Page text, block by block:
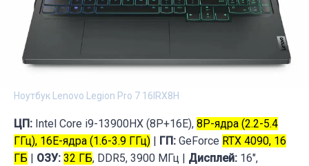
Ноутбук Lenovo Legion Pro 7 16IRX8H
ЦП: Intel Core i9-13900HX (8P+16E), 8 P-ядра (2.2-5.4
ГГц), 16E-ядра (1.6-3.9 ГГц)
ГП: GeForce RTX 4090, 16
ГБ
ОЗУ: 32 ГБ, DDR5, 3900 МГц | Дисплей: 16",